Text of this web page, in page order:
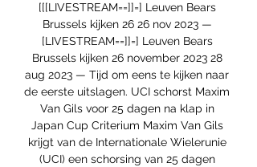
[[[LIVESTREAM==]]=] Leuven Bears
Brussels kijken 26 26 nov 2023 —
[LIVESTREAM==]]=] Leuven Bears
Brussels kijken 26 november 2023 28
aug 2023 — Tijd om eens te kijken naar
de eerste uitslagen. UCI schorst Maxim
Van Gils voor 25 dagen na klap in
Japan Cup Criterium Maxim Van Gils
krijgt van de Internationale Wielerunie
(UCI) een schorsing van 25 dagen